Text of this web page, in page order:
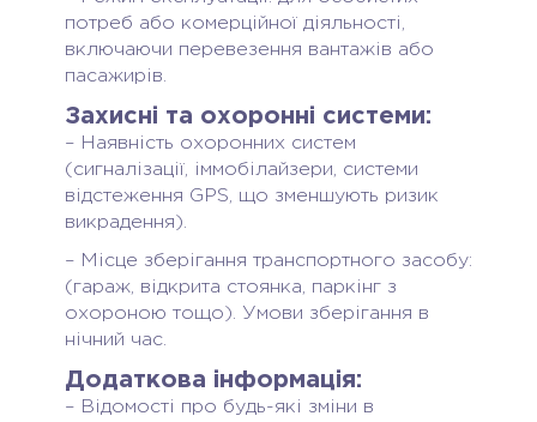
потреб або комерційної діяльності,
включаючи перевезення вантажів або
пасажирів.
Захисні та охоронні системи:
– Наявність охоронних систем
(сигналізації, іммобілайзери, системи
відстеження GPS, що зменшують ризик
викрадення).
– Місце зберігання транспортного засобу:
(гараж, відкрита стоянка, паркінг з
охороною тощо). Умови зберігання в
нічний час.
Додаткова інформація:
– Відомості про будь-які зміни в